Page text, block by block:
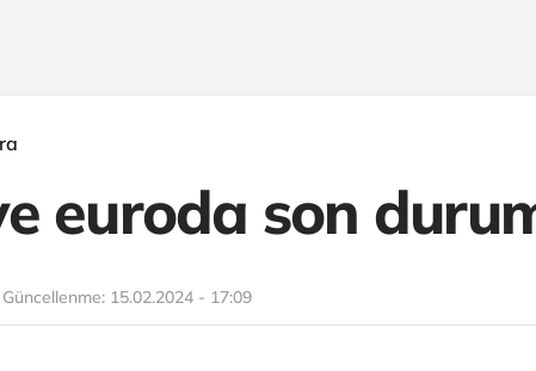
euroda son
15.02.2024 - 17:09